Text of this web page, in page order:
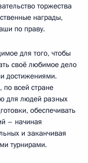
торжества
награды,
по праву.
для того, чтобы
своё любимое дело
достижениями.
всей стране
для людей разных
обеспечивать
– начиная
и заканчивая
турнирами.